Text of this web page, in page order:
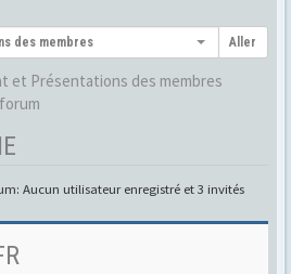
des membres Aller
et Présentations des membres
Aucun utilisateur enregistré et 3 invités